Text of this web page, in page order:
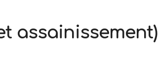
assainissement)